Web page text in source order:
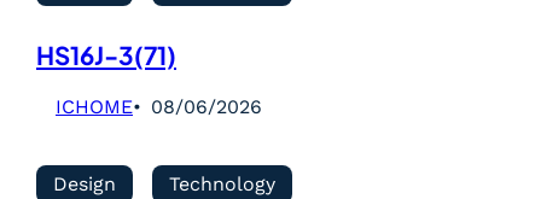
HS16J-3(71)
ICHOME 08/06/2026
Design Technology